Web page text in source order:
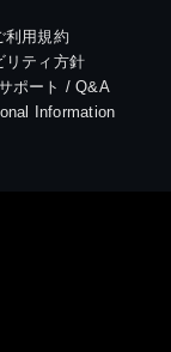
利用規約
リティ方針
ポート / Q&A
Information